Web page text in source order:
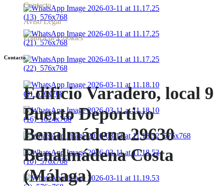
Contacto
Aviso Legal
Política de Cookies
Contacto
Edificio Varadero, local 9
Puerto Deportivo
Benalmádena 29630
Benalmádena Costa
(Málaga)